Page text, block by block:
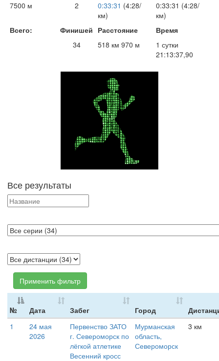
7500 м
2 0:33:31 (4:28/
км)
0:33:31 (4:28/
км)
Всего:
Финишей Расстояние
Время
34
518 км 970 м
1 сутки
21:13:37,90
Все результаты
Применить фильтр
№ Дата Забег Город
1
24 мая
2026
Первенство ЗАТО
г. Североморск по
лёгкой атлетике
Весенний кросс
Мурманская
область,
Североморск
3 км